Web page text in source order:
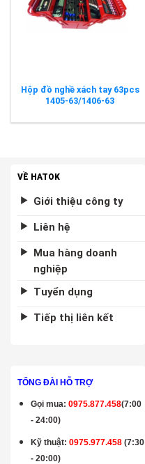
Hộp đồ nghề xách tay 63pcs
1405-63/1406-63
VỀ HATOK
Giới thiệu công ty
Liên hệ
Mua hàng doanh
nghiệp
Tuyển dụng
Tiếp thị liên kết
TỔNG ĐÀI HỖ TRỢ
Gọi mua:0975.877.458(7:00
- 24:00)
Kỹ thuật:0975.977.458 (7:30
- 20:00)